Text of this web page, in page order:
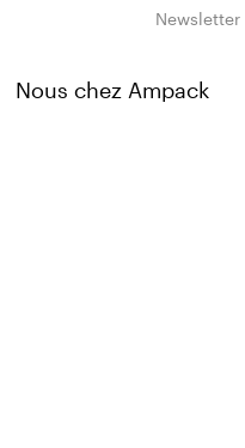
Newsletter
Nous chez Ampack